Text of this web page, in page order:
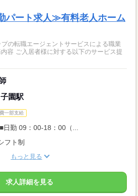
ート求人≫有料老人ホーム
の転職エージェントサービスによる職業
容 ご入居者様に対する以下のサービス提
園駅
一部支給
勤 09：00-18：00（...
フト制
もっと見る
求人詳細を見る